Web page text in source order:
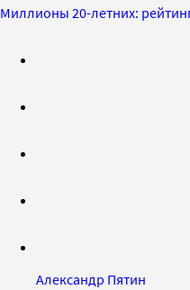
Миллионы 20-летних:
Александр Пятин